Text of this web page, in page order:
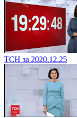
ТСН за 2020.12.25